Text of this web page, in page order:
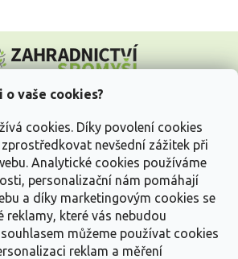
o vaše cookies?
cookies. Díky povolení cookies
nevšední zážitek při
Analytické cookies používáme
personalizační nám pomáhají
a díky marketingovým cookies se
reklamy, které vás nebudou
souhlasem můžeme používat cookies
reklam a měření